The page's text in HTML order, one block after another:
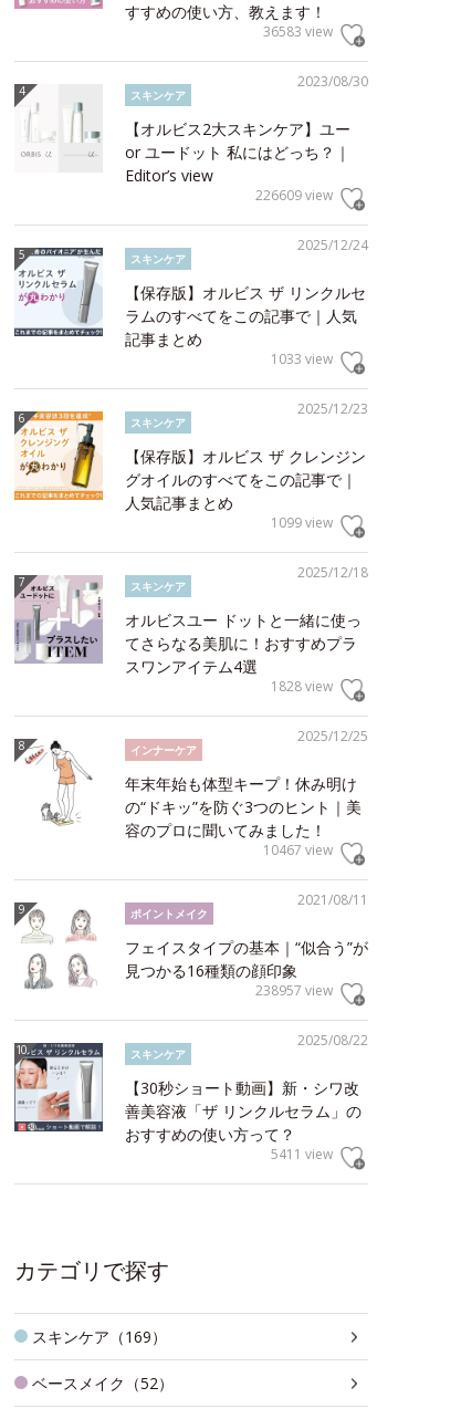
すすめの使い方、教えます！
36583 view
2023/08/30
スキンケア
【オルビス2大スキンケア】ユー
or ユードット 私にはどっち？｜
Editor’s view
226609 view
2025/12/24
スキンケア
【保存版】オルビス ザ リンクルセ
ラムのすべてをこの記事で｜人気
記事まとめ
1033 view
2025/12/23
スキンケア
【保存版】オルビス ザ クレンジン
グオイルのすべてをこの記事で｜
人気記事まとめ
1099 view
2025/12/18
スキンケア
オルビスユー ドットと一緒に使っ
てさらなる美肌に！おすすめプラ
スワンアイテム4選
1828 view
2025/12/25
インナーケア
年末年始も体型キープ！休み明け
の“ドキッ”を防ぐ3つのヒント｜美
容のプロに聞いてみました！
10467 view
2021/08/11
ポイントメイク
フェイスタイプの基本｜“似合う”が
見つかる16種類の顔印象
238957 view
2025/08/22
スキンケア
【30秒ショート動画】新・シワ改
善美容液「ザ リンクルセラム」の
おすすめの使い方って？
5411 view
カテゴリで探す
スキンケア（169）
ベースメイク（52）